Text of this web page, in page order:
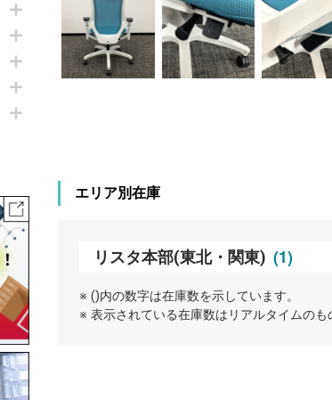
電
エリア別在庫
リスタ本部(東北・関東) (1)
※ ()内の数字は在庫数を示しています。
※ 表示されている在庫数はリアルタイムの